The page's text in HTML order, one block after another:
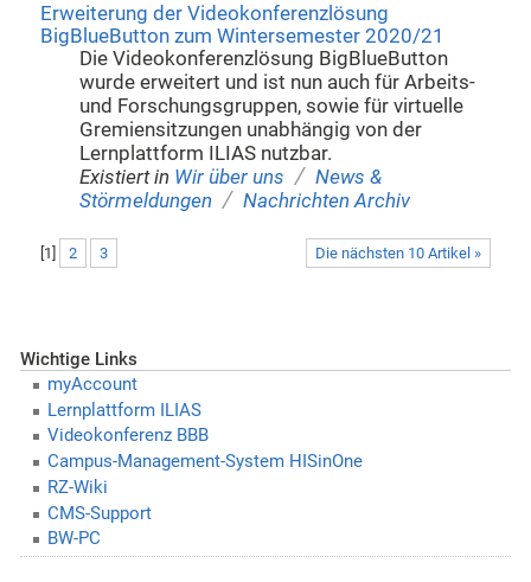
Erweiterung der Videokonferenzlösung
BigBlueButton zum Wintersemester 2020/21
Die Videokonferenzlösung BigBlueButton
wurde erweitert und ist nun auch für Arbeits-
und Forschungsgruppen, sowie für virtuelle
Gremiensitzungen unabhängig von der
Lernplattform ILIAS nutzbar.
Existiert in Wir über uns / News &
Störmeldungen / Nachrichten Archiv
Die nächsten 10 Artikel »
1 2 3
Wichtige Links
myAccount
Lernplattform ILIAS
Videokonferenz BBB
Campus-Management-System HISinOne
RZ-Wiki
CMS-Support
BW-PC